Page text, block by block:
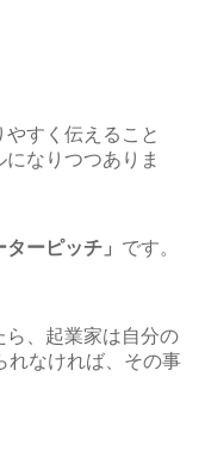
すく伝えること
なりつつありま
ターピッチ」 です。
ら、起業家は自分の
れなければ、その事